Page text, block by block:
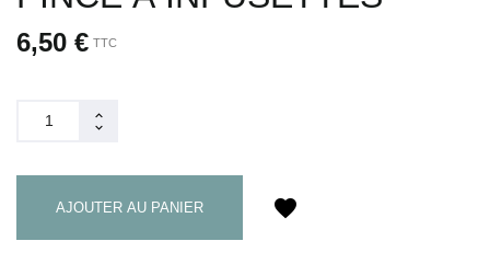
6,50 € TTC
AJOUTER AU PANIER favorite